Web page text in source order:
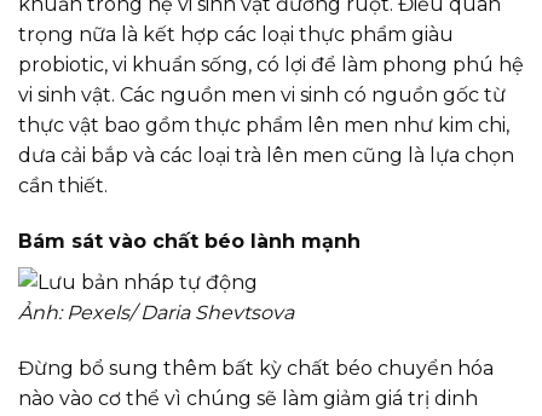
trọng nữa là kết hợp các loại thực phẩm giàu
probiotic, vi khuẩn sống, có lợi để làm phong phú hệ
vi sinh vật. Các nguồn men vi sinh có nguồn gốc từ
thực vật bao gồm thực phẩm lên men như kim chi,
dưa cải bắp và các loại trà lên men cũng là lựa chọn
cần thiết.
Bám sát vào chất béo lành mạnh
Ảnh: Pexels/ Daria Shevtsova
Đừng bổ sung thêm bất kỳ chất béo chuyển hóa
nào vào cơ thể vì chúng sẽ làm giảm giá trị dinh